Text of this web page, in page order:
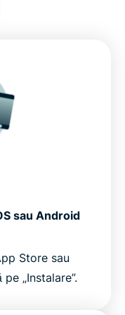
sau Android
Store sau
„Instalare”.